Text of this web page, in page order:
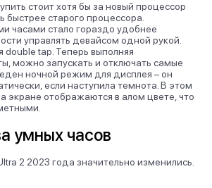
стоит хотя бы за новый процессор
быстрее старого процессора.
часами стало гораздо удобнее
управлять девайсом одной рукой.
double tap. Теперь выполняя
можно запускать и отключать самые
ночной режим для дисплея – он
если наступила темнота. В этом
экране отображаются в алом цвете, что
умных часов
2 2023 года значительно изменились.